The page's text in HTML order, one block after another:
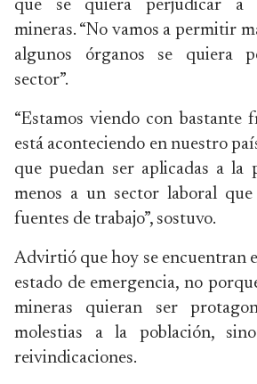
que se quiera perjudicar a
mineras. “No vamos a permitir
algunos órganos se quiera
sector”.
“Estamos viendo con bastante
está aconteciendo en nuestro
que puedan ser aplicadas a la
menos a un sector laboral
fuentes de trabajo”, sostuvo.
Advirtió que hoy se encuentran
estado de emergencia, no
mineras quieran ser
molestias a la población,
reivindicaciones.